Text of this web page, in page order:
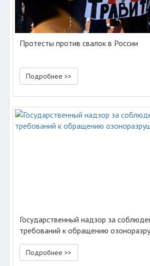
Протесты против свалок в России
Подробнее >>
Государственный надзор за
требований к обращению
веществ
Подробнее >>